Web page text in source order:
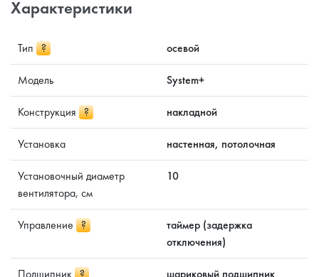
Характеристики
Тип ? осевой
Модель System+
Конструкция ? накладной
Установка настенная, потолочная
Установочный диаметр
вентилятора, см
10
Управление ?
таймер (задержка
отключения)
Подшипник ? шариковый подшипник